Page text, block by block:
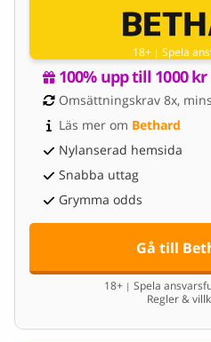
18+ | Spela
100% upp till 1000 kr
Omsättningskrav 8x,
Läs mer om Bethard
Nylanserad hemsida
Snabba uttag
Grymma odds
Gå till
18+ | Spela
Regler &